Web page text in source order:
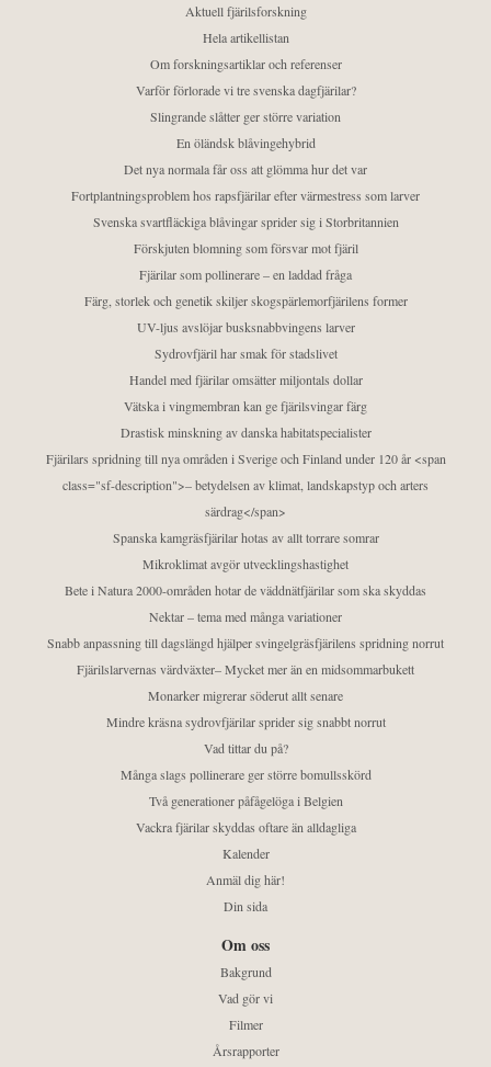
Aktuell fjärilsforskning
Hela artikellistan
Om forskningsartiklar och referenser
Varför förlorade vi tre svenska dagfjärilar?
Slingrande slåtter ger större variation
En öländsk blåvingehybrid
Det nya normala får oss att glömma hur det var
Fortplantningsproblem hos rapsfjärilar efter värmestress som larver
Svenska svartfläckiga blåvingar sprider sig i Storbritannien
Förskjuten blomning som försvar mot fjäril
Fjärilar som pollinerare – en laddad fråga
Färg, storlek och genetik skiljer skogspärlemorfjärilens former
UV-ljus avslöjar busksnabbvingens larver
Sydrovfjäril har smak för stadslivet
Handel med fjärilar omsätter miljontals dollar
Vätska i vingmembran kan ge fjärilsvingar färg
Drastisk minskning av danska habitatspecialister
Fjärilars spridning till nya områden i Sverige och Finland under 120 år <span
class="sf-description">– betydelsen av klimat, landskapstyp och arters
särdrag</span>
Spanska kamgräsfjärilar hotas av allt torrare somrar
Mikroklimat avgör utvecklingshastighet
Bete i Natura 2000-områden hotar de väddnätfjärilar som ska skyddas
Nektar – tema med många variationer
Snabb anpassning till dagslängd hjälper svingelgräsfjärilens spridning norrut
Fjärilslarvernas värdväxter– Mycket mer än en midsommarbukett
Monarker migrerar söderut allt senare
Mindre kräsna sydrovfjärilar sprider sig snabbt norrut
Vad tittar du på?
Många slags pollinerare ger större bomullsskörd
Två generationer påfågelöga i Belgien
Vackra fjärilar skyddas oftare än alldagliga
Kalender
Anmäl dig här!
Din sida
Om oss
Bakgrund
Vad gör vi
Filmer
Årsrapporter